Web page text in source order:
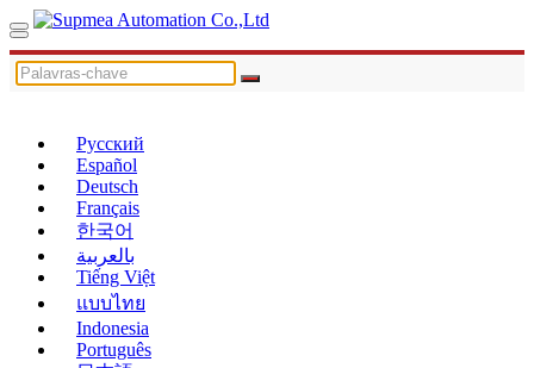
Русский
Español
Deutsch
Français
한국어
بالعربية
Tiếng Việt
แบบไทย
Indonesia
Português